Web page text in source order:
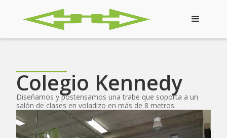
Colegio Kennedy
Diseñamos y postensamos una trabe que soporta a un
salón de clases en voladizo en más de 8 metros.